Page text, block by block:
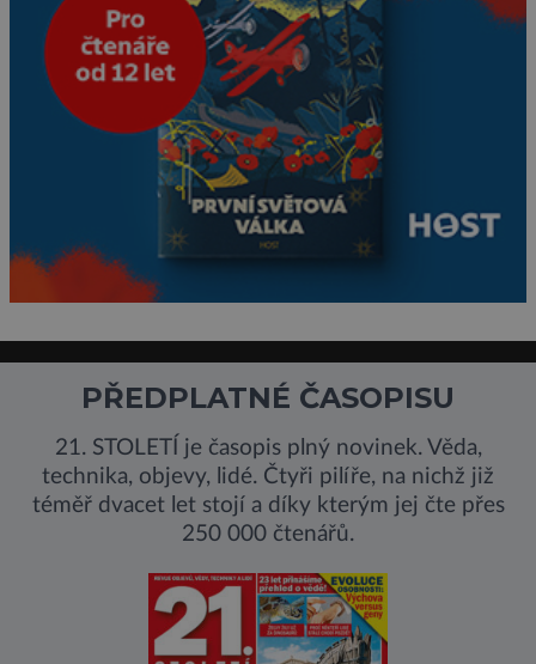
PŘEDPLATNÉ ČASOPISU
21. STOLETÍ je časopis plný novinek. Věda,
technika, objevy, lidé. Čtyři pilíře, na nichž již
téměř dvacet let stojí a díky kterým jej čte přes
250 000 čtenářů.